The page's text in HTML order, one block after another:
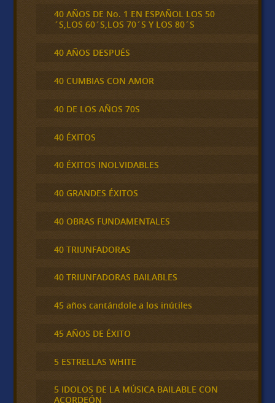
40 AÑOS DE No. 1 EN ESPAÑOL LOS 50
´S,LOS 60´S,LOS 70´S Y LOS 80´S
40 AÑOS DESPUÉS
40 CUMBIAS CON AMOR
40 DE LOS AÑOS 70S
40 ÉXITOS
40 ÉXITOS INOLVIDABLES
40 GRANDES ÉXITOS
40 OBRAS FUNDAMENTALES
40 TRIUNFADORAS
40 TRIUNFADORAS BAILABLES
45 años cantándole a los inútiles
45 AÑOS DE ÉXITO
5 ESTRELLAS WHITE
5 IDOLOS DE LA MÚSICA BAILABLE CON
ACORDEÓN